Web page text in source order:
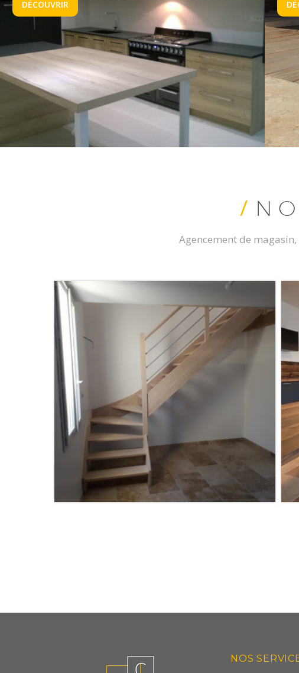
DÉCOUVRIR
/
Agencement de
NOS